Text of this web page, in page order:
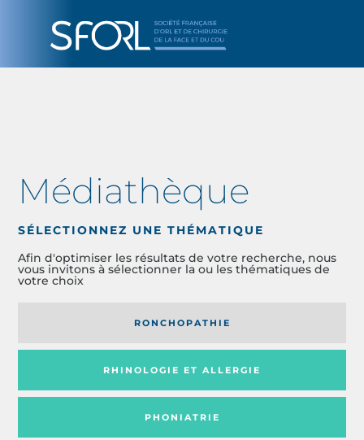
Médiathèque
SÉLECTIONNEZ UNE THÉMATIQUE
Afin d'optimiser les résultats de votre recherche, nous
vous invitons à sélectionner la ou les thématiques de
votre choix
RONCHOPATHIE
RHINOLOGIE ET ALLERGIE
PHONIATRIE